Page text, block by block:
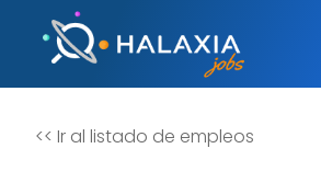
<< Ir al listado de empleos